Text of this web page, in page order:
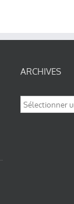
ARCHIVES
Archives